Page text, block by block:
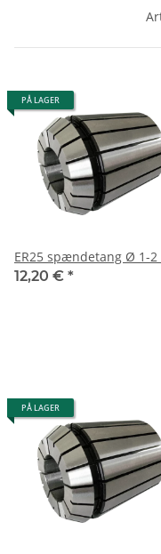
PÅ LAGER
ER25 spændetang Ø 1-2
12,20 € *
PÅ LAGER